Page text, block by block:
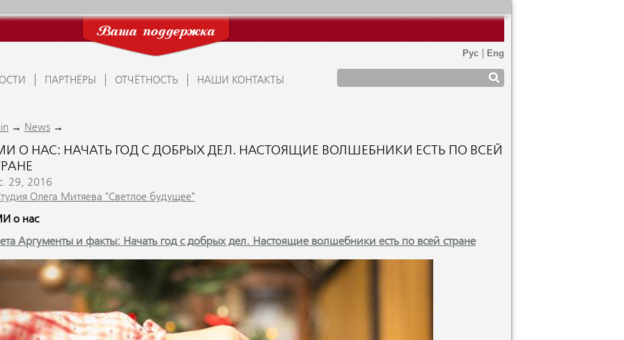
Ваша поддержка
ПАРТНЁРЫ ОТЧЁТНОСТЬ НАШИ КОНТАКТЫ
→ News →
О НАС: НАЧАТЬ ГОД С ДОБРЫХ ДЕЛ. НАСТОЯЩИЕ ВОЛШЕБНИКИ ЕСТЬ ПО ВСЕЙ
29, 2016
Олега Митяева "Светлое будущее"
о нас
Аргументы и факты: Начать год с добрых дел. Настоящие волшебники есть по всей стране